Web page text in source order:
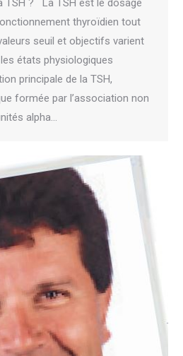
TSH ? La TSH est le dosage
thyroïdien tout
seuil et objectifs varient
états physiologiques
principale de la TSH,
formée par l’association non
alpha…